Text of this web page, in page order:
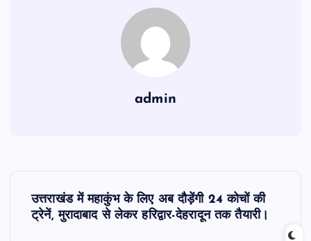
admin
उत्तराखंड में महाकुंभ के लिए अब दौड़ेंगी 24 कोचों की
ट्रेनें, मुरादाबाद से लेकर हरिद्वार-देहरादून तक तैयारी।